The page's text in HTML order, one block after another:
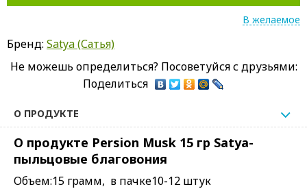
В желаемое
Бренд: Satya (Сатья)
Не можешь определиться? Посоветуйся с друзьями:
Поделиться
О ПРОДУКТЕ
О продукте Persion Musk 15 гр Satya-
пыльцовые благовония
Объем:15 грамм, в пачке10-12 штук